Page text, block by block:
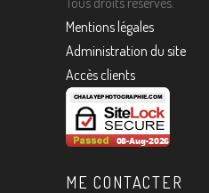
Mentions légales
Administration du site
Accès clients
ME CONTACTER